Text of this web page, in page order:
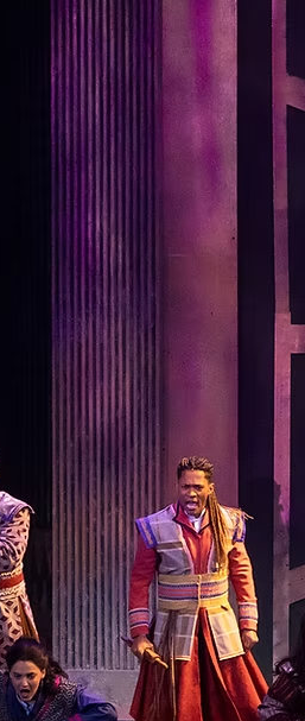
de Conduta Ética
Educação Financeira
Política de Privacidade
Lei ECA Digital
de VT
Soluções de Pagamentos
Xingu, 512, 3º, 4º e 16º (parte)
Barueri/SP | CEP 06455-030
S.A.